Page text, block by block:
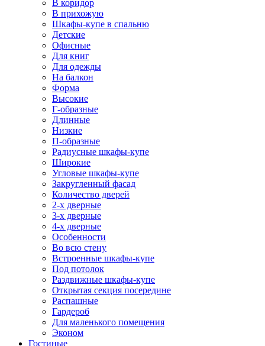
В коридор
В прихожую
Шкафы-купе в спальню
Детские
Офисные
Для книг
Для одежды
На балкон
Форма
Высокие
Г-образные
Длинные
Низкие
П-образные
Радиусные шкафы-купе
Широкие
Угловые шкафы-купе
Закругленный фасад
Количество дверей
2-х дверные
3-х дверные
4-х дверные
Особенности
Во всю стену
Встроенные шкафы-купе
Под потолок
Раздвижные шкафы-купе
Открытая секция посередине
Распашные
Гардероб
Для маленького помещения
Эконом
Гостиные